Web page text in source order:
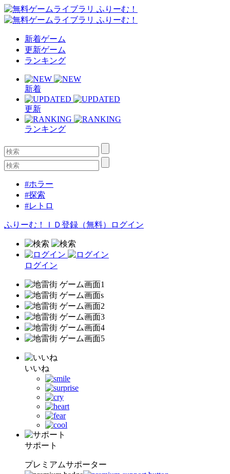
新着ゲーム
更新ゲーム
ランキング
新着
更新
ランキング
#ホラー
#探索
#レトロ
ふりーむ！ＩＤ登録（無料） ログイン
ログイン
いいね
サポート
プレミアムサポーター